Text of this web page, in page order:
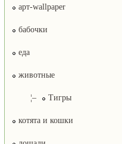
арт-wallpaper
бабочки
еда
животные
¦– Тигры
котята и кошки